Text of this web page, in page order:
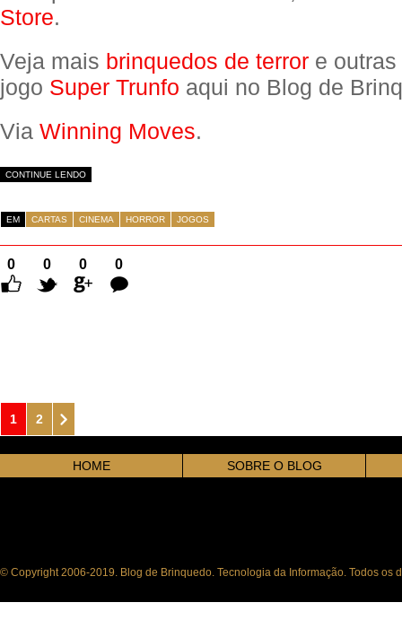
Store.
Veja mais brinquedos de terror e
jogo Super Trunfo aqui no Blog de
Via Winning Moves.
CONTINUE LENDO
EM CARTAS CINEMA HORROR JOGOS
0 0 0
0
Comentários
1 2
HOME SOBRE O BLOG
© Copyright 2006-2019. Blog de Brinquedo. Tecnologia da Informação. Todos os